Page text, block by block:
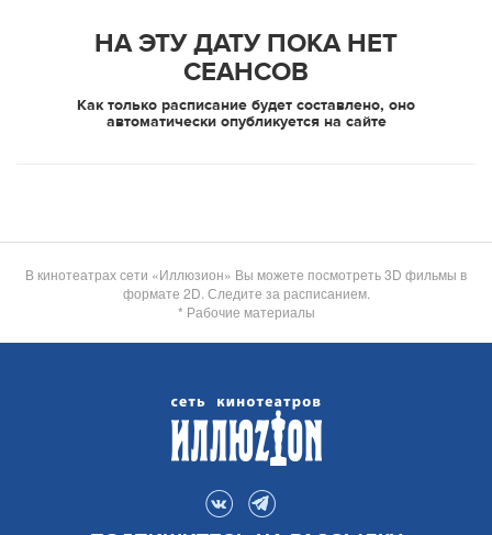
НА ЭТУ ДАТУ ПОКА НЕТ
СЕАНСОВ
Как только расписание будет составлено, оно
автоматически опубликуется на сайте
В кинотеатрах сети «Иллюзион» Вы можете посмотреть 3D фильмы в
формате 2D. Следите за расписанием.
* Рабочие материалы